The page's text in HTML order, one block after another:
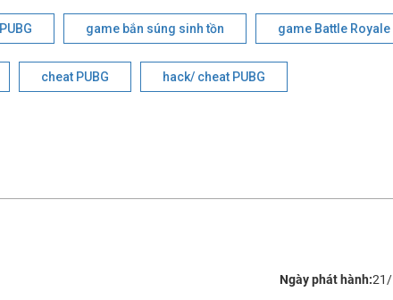
PUBG game bắn súng sinh tồn game Battle Royale
cheat PUBG hack/ cheat PUBG
Ngày phát hành: